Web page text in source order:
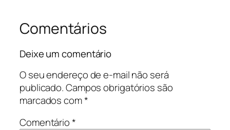
Comentários
Deixe um comentário
O seu endereço de e-mail não será
publicado.Campos obrigatórios são
marcados com*
Comentário*